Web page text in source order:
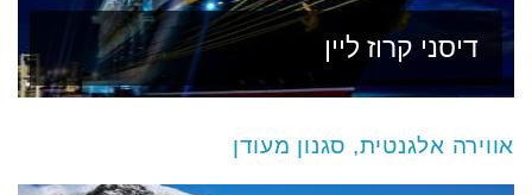
דיסני קרוז ליין
אווירה אלגנטית, סגנון מעודן